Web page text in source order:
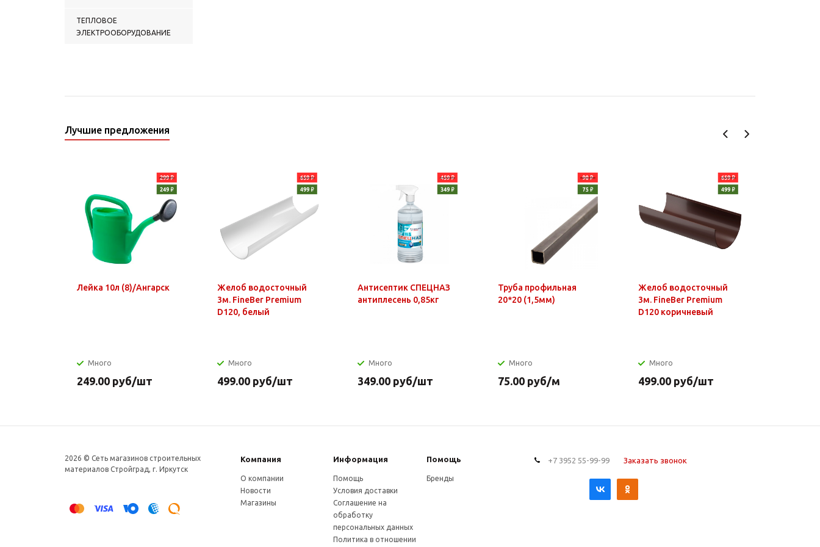
ТЕПЛОВОЕ
ЭЛЕКТРООБОРУДОВАНИЕ
Лучшие предложения
Лейка 10л (8)/Ангарск
Много
249.00 руб/шт
Желоб водосточный
3м. FineBer Premium
D120, белый
Много
499.00 руб/шт
Антисептик СПЕЦНАЗ
антиплесень 0,85кг
Много
349.00 руб/шт
Труба профильная
20*20 (1,5мм)
Много
75.00 руб/м
Желоб водосточный
3м. FineBer Premium
D120 коричневый
Много
499.00 руб/шт
2026 © Сеть магазинов строительных
материалов Стройград, г. Иркутск
Компания Информация Помощь
О компании
Новости
Магазины
Помощь
Условия доставки
Соглашение на
обработку
персональных данных
Политика в отношении
Бренды
+7 3952 55-99-99 Заказать звонок